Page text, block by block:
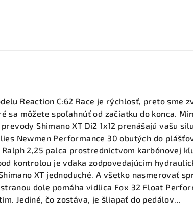
Reaction C:62 Race je rýchlosť, preto sme
sa môžete spoľahnúť od začiatku do konca.
Shimano XT Di2 1x12 prenášajú vašu
Newmen Performance 30 obutých do
Ralph 2,25 palca prostredníctvom karbónovej
kontrolou je vďaka zodpovedajúcim
XT jednoduché. A všetko nasmerovať
dole pomáha vidlica Fox 32 Float
Jediné, čo zostáva, je šliapať do pedálov...